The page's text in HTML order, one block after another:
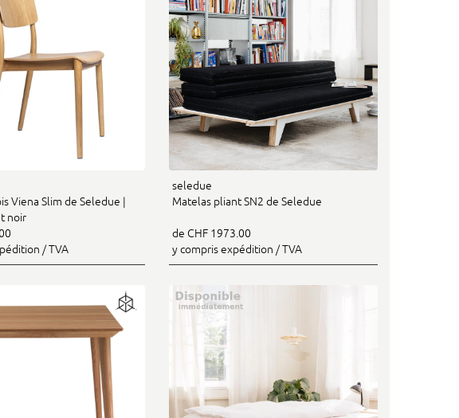
Viena Slim de Seledue |
noir
/ TVA
seledue
Matelas pliant SN2 de Seledue
de CHF 1973.00
y compris expédition / TVA